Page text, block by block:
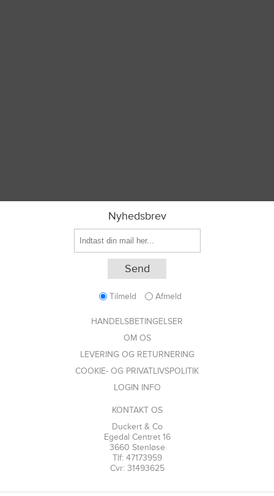
Nyhedsbrev
Tilmeld Afmeld
HANDELSBETINGELSER
OM OS
LEVERING OG RETURNERING
COOKIE- OG PRIVATLIVSPOLITIK
LOGIN INFO
KONTAKT OS
Duckert & Co
Egedal Centret 16
3660 Stenløse
Tlf: 47173959
Cvr: 31493625